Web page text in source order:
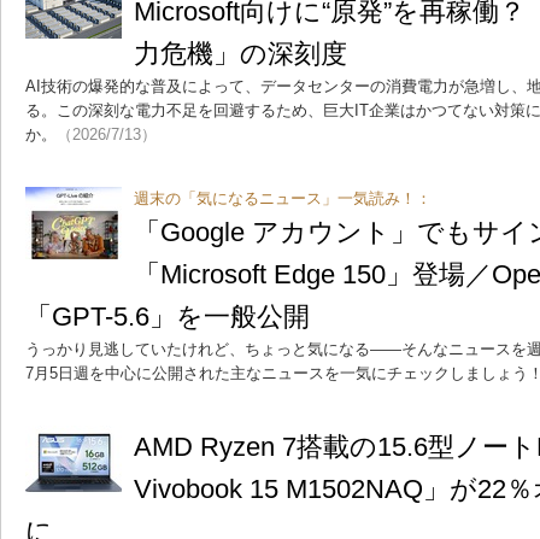
Microsoft向けに“原発”を再稼働
力危機」の深刻度
AI技術の爆発的な普及によって、データセンターの消費電力が急増し、
る。この深刻な電力不足を回避するため、巨大IT企業はかつてない対策
か。
（2026/7/13）
週末の「気になるニュース」一気読み！：
「Google アカウント」でもサ
「Microsoft Edge 150」登場／
「GPT-5.6」を一般公開
うっかり見逃していたけれど、ちょっと気になる――そんなニュースを
7月5日週を中心に公開された主なニュースを一気にチェックしましょう
AMD Ryzen 7搭載の15.6型ノー
Vivobook 15 M1502NAQ」が22
に